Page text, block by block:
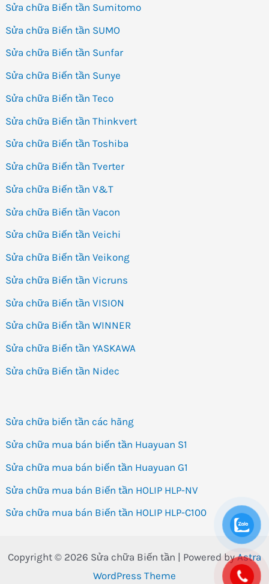
Sửa chữa Biến tần Sumitomo
Sửa chữa Biến tần SUMO
Sửa chữa Biến tần Sunfar
Sửa chữa Biến tần Sunye
Sửa chữa Biến tần Teco
Sửa chữa Biến tần Thinkvert
Sửa chữa Biến tần Toshiba
Sửa chữa Biến tần Tverter
Sửa chữa Biến tần V&T
Sửa chữa Biến tần Vacon
Sửa chữa Biến tần Veichi
Sửa chữa Biến tần Veikong
Sửa chữa Biến tần Vicruns
Sửa chữa Biến tần VISION
Sửa chữa Biến tần WINNER
Sửa chữa Biến tần YASKAWA
Sửa chữa Biến tần Nidec
Sửa chữa biến tần các hãng
Sửa chữa mua bán biến tần Huayuan S1
Sửa chữa mua bán biến tần Huayuan G1
Sửa chữa mua bán Biến tần HOLIP HLP-NV
Sửa chữa mua bán Biến tần HOLIP HLP-C100
Copyright © 2026 Sửa chữa Biến tần | Powered byAstra
WordPress Theme